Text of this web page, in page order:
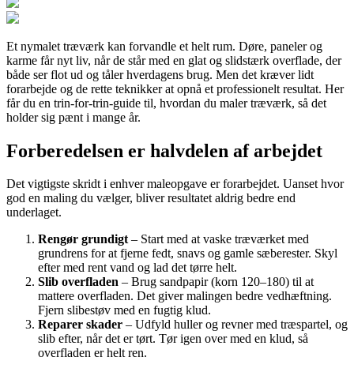
Et nymalet træværk kan forvandle et helt rum. Døre, paneler og
karme får nyt liv, når de står med en glat og slidstærk overflade, der
både ser flot ud og tåler hverdagens brug. Men det kræver lidt
forarbejde og de rette teknikker at opnå et professionelt resultat. Her
får du en trin-for-trin-guide til, hvordan du maler træværk, så det
holder sig pænt i mange år.
Forberedelsen er halvdelen af arbejdet
Det vigtigste skridt i enhver maleopgave er forarbejdet. Uanset hvor
god en maling du vælger, bliver resultatet aldrig bedre end
underlaget.
Rengør grundigt– Start med at vaske træværket med
grundrens for at fjerne fedt, snavs og gamle sæberester. Skyl
efter med rent vand og lad det tørre helt.
Slib overfladen – Brug sandpapir (korn 120–180) til at
mattere overfladen. Det giver malingen bedre vedhæftning.
Fjern slibestøv med en fugtig klud.
Reparer skader – Udfyld huller og revner med træspartel, og
slib efter, når det er tørt. Tør igen over med en klud, så
overfladen er helt ren.